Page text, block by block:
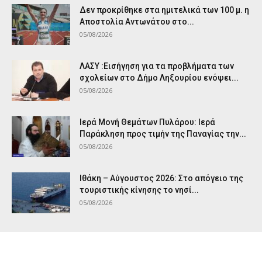
Δεν προκρίθηκε στα ημιτελικά των 100 μ. η
Αποστολία Αντωνάτου στο...
05/08/2026
ΛΑΣΥ :Εισήγηση για τα προβλήματα των
σχολείων στο Δήμο Ληξουρίου ενόψει...
05/08/2026
Ιερά Μονή Θεμάτων Πυλάρου: Ιερά
Παράκληση προς τιμήν της Παναγίας την...
05/08/2026
Ιθάκη – Αύγουστος 2026: Στο απόγειο της
τουριστικής κίνησης το νησί...
05/08/2026